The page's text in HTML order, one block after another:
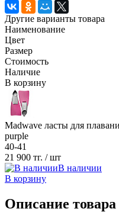
Другие варианты товара
Наименование
Цвет
Размер
Стоимость
Наличие
В корзину
Madwave ласты для
purple
40-41
21 900 тг. / шт
В наличии
В корзину
Описание товара